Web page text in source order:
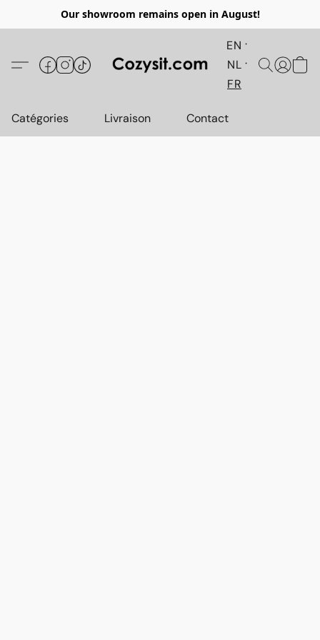
Our showroom remains open in August!
EN
NL
FR
Catégories Livraison Contact